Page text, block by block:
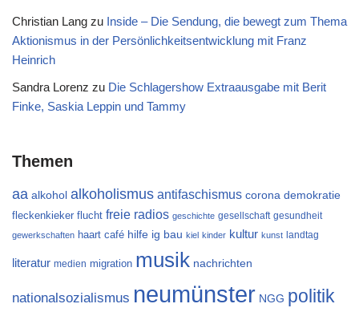
Christian Lang zu Inside – Die Sendung, die bewegt zum Thema
Aktionismus in der Persönlichkeitsentwicklung mit Franz
Heinrich
Sandra Lorenz zu Die Schlagershow Extraausgabe mit Berit
Finke, Saskia Leppin und Tammy
Themen
aa alkohol alkoholismus antifaschismus corona demokratie
fleckenkieker flucht freie radios geschichte gesellschaft gesundheit
gewerkschaften haart café hilfe ig bau kiel kinder kultur kunst landtag
literatur medien migration musik nachrichten
nationalsozialismus neumünster NGG politik